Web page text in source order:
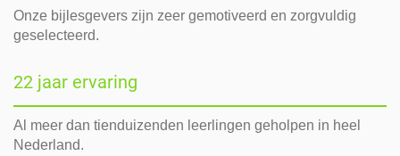
Onze bijlesgevers zijn zeer gemotiveerd en zorgvuldig
geselecteerd.
22 jaar ervaring
Al meer dan tienduizenden leerlingen geholpen in heel
Nederland.